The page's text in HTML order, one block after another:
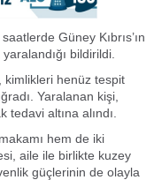
Güney Kıbrıs’ın
bildirildi.
kimlikleri henüz tespit
Yaralanan kişi,
tedavi altına alındı.
hem de iki
aile ile birlikte kuzey
güçlerinin de olayla